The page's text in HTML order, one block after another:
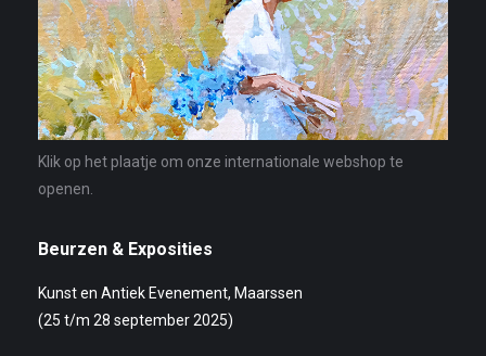
Klik op het plaatje om onze internationale webshop te
openen.
Beurzen & Exposities
Kunst en Antiek Evenement, Maarssen
(25 t/m 28 september 2025)